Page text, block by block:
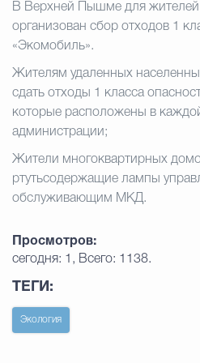
В Верхней Пышме для
организован сбор отходов 1
«Экомобиль».
Жителям удаленных
сдать отходы 1 класса
которые расположены в
администрации;
Жители многоквартирных
ртутьсодержащие лампы
обслуживающим МКД.
Просмотров:
сегодня: 1, Всего: 1138.
ТЕГИ:
Экология